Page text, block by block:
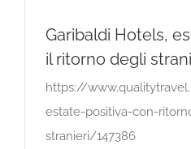
Garibaldi Hotels,
il ritorno degli
https://
estate-positiva-con-
stranieri/147386